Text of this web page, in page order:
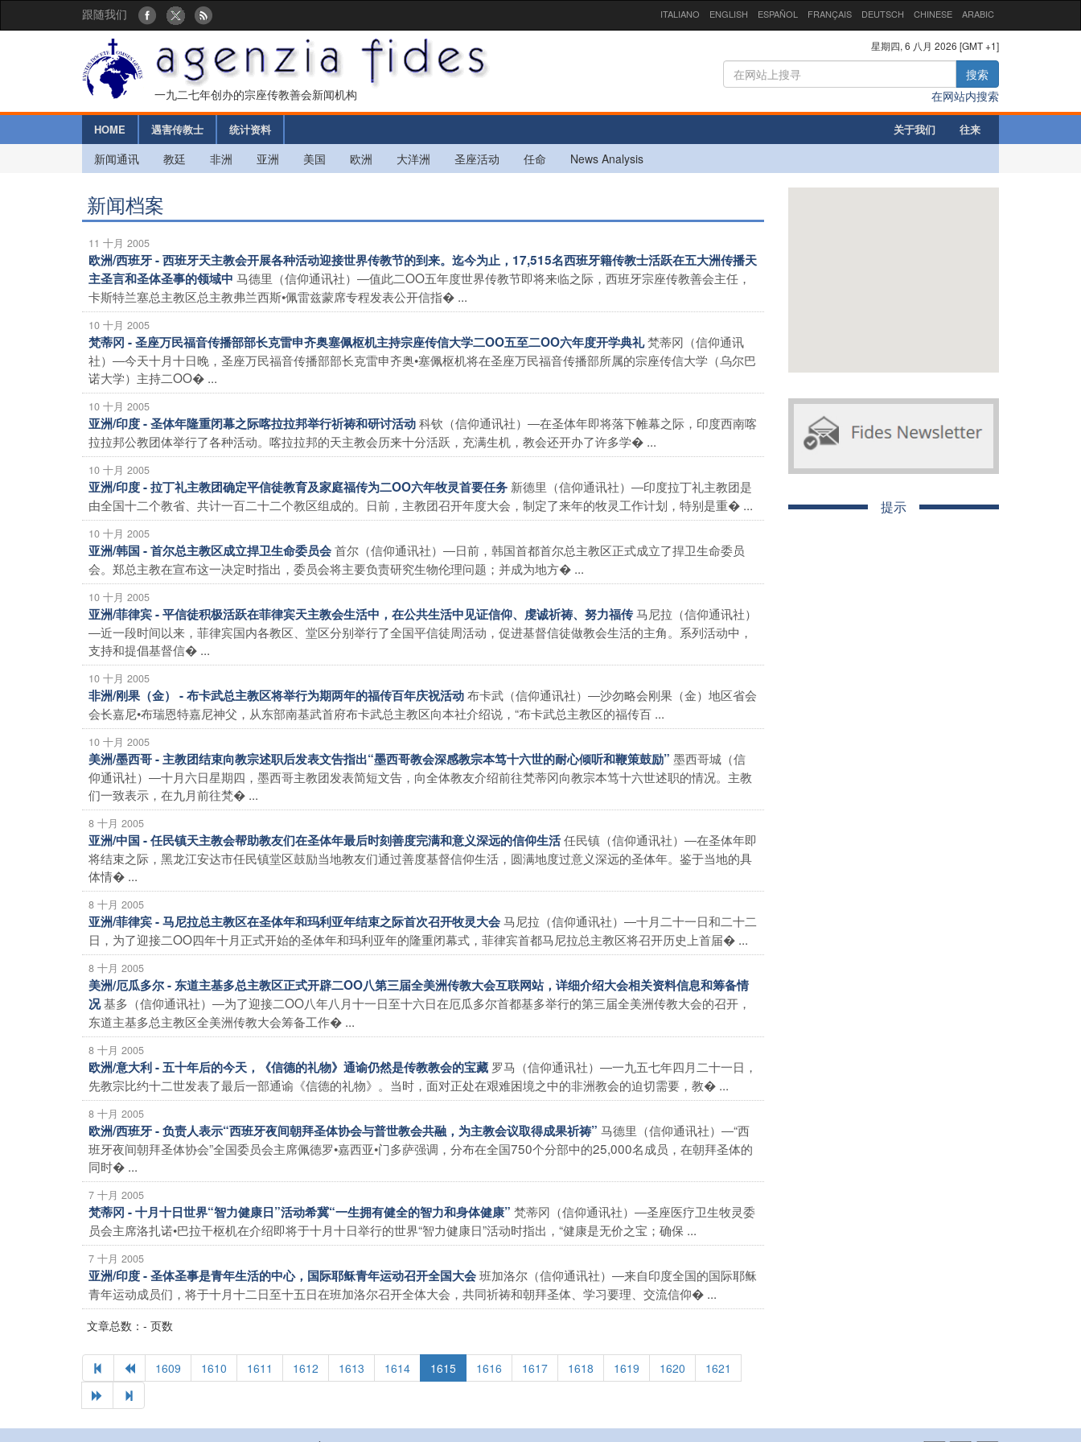
跟随我们 ITALIANO ENGLISH ESPAÑOL FRANÇAIS DEUTSCH CHINESE ARABIC
一九二七年创办的宗座传教善会新闻机构
星期四, 6 八月 2026 [GMT +1]
搜索
在网站内搜索
HOME 遇害传教士 统计资料 关于我们 往来
新闻通讯 教廷 非洲 亚洲 美国 欧洲 大洋洲 圣座活动 任命 News Analysis
新闻档案
11 十月 2005
欧洲/西班牙 - 西班牙天主教会开展各种活动迎接世界传教节的到来。迄今为止，17,515名西班牙籍传教士活跃在五大洲传播天
主圣言和圣体圣事的领域中 马德里（信仰通讯社）―值此二OO五年度世界传教节即将来临之际，西班牙宗座传教善会主任，
卡斯特兰塞总主教区总主教弗兰西斯•佩雷兹蒙席专程发表公开信指� ...
10 十月 2005
梵蒂冈 - 圣座万民福音传播部部长克雷申齐奥塞佩枢机主持宗座传信大学二OO五至二OO六年度开学典礼梵蒂冈（信仰通讯
社）―今天十月十日晚，圣座万民福音传播部部长克雷申齐奥•塞佩枢机将在圣座万民福音传播部所属的宗座传信大学（乌尔巴
诺大学）主持二OO� ...
10 十月 2005
亚洲/印度 - 圣体年隆重闭幕之际喀拉拉邦举行祈祷和研讨活动科钦（信仰通讯社）―在圣体年即将落下帷幕之际，印度西南喀
拉拉邦公教团体举行了各种活动。喀拉拉邦的天主教会历来十分活跃，充满生机，教会还开办了许多学� ...
10 十月 2005
亚洲/印度 - 拉丁礼主教团确定平信徒教育及家庭福传为二OO六年牧灵首要任务 新德里（信仰通讯社）―印度拉丁礼主教团是
由全国十二个教省、共计一百二十二个教区组成的。日前，主教团召开年度大会，制定了来年的牧灵工作计划，特别是重� ...
10 十月 2005
亚洲/韩国 - 首尔总主教区成立捍卫生命委员会首尔（信仰通讯社）―日前，韩国首都首尔总主教区正式成立了捍卫生命委员
会。郑总主教在宣布这一决定时指出，委员会将主要负责研究生物伦理问题；并成为地方� ...
10 十月 2005
亚洲/菲律宾 - 平信徒积极活跃在菲律宾天主教会生活中，在公共生活中见证信仰、虔诚祈祷、努力福传马尼拉（信仰通讯社）
―近一段时间以来，菲律宾国内各教区、堂区分别举行了全国平信徒周活动，促进基督信徒做教会生活的主角。系列活动中，
支持和提倡基督信� ...
10 十月 2005
非洲/刚果（金） - 布卡武总主教区将举行为期两年的福传百年庆祝活动布卡武（信仰通讯社）―沙勿略会刚果（金）地区省会
会长嘉尼•布瑞恩特嘉尼神父，从东部南基武首府布卡武总主教区向本社介绍说，“布卡武总主教区的福传百 ...
10 十月 2005
美洲/墨西哥 - 主教团结束向教宗述职后发表文告指出“墨西哥教会深感教宗本笃十六世的耐心倾听和鞭策鼓励” 墨西哥城（信
仰通讯社）―十月六日星期四，墨西哥主教团发表简短文告，向全体教友介绍前往梵蒂冈向教宗本笃十六世述职的情况。主教
们一致表示，在九月前往梵� ...
8 十月 2005
亚洲/中国 - 任民镇天主教会帮助教友们在圣体年最后时刻善度完满和意义深远的信仰生活任民镇（信仰通讯社）―在圣体年即
将结束之际，黑龙江安达市任民镇堂区鼓励当地教友们通过善度基督信仰生活，圆满地度过意义深远的圣体年。鉴于当地的具
体情� ...
8 十月 2005
亚洲/菲律宾 - 马尼拉总主教区在圣体年和玛利亚年结束之际首次召开牧灵大会马尼拉（信仰通讯社）―十月二十一日和二十二
日，为了迎接二OO四年十月正式开始的圣体年和玛利亚年的隆重闭幕式，菲律宾首都马尼拉总主教区将召开历史上首届� ...
8 十月 2005
美洲/厄瓜多尔 - 东道主基多总主教区正式开辟二OO八第三届全美洲传教大会互联网站，详细介绍大会相关资料信息和筹备情
况基多（信仰通讯社）―为了迎接二OO八年八月十一日至十六日在厄瓜多尔首都基多举行的第三届全美洲传教大会的召开，
东道主基多总主教区全美洲传教大会筹备工作� ...
8 十月 2005
欧洲/意大利 - 五十年后的今天，《信德的礼物》通谕仍然是传教教会的宝藏 罗马（信仰通讯社）―一九五七年四月二十一日，
先教宗比约十二世发表了最后一部通谕《信德的礼物》。当时，面对正处在艰难困境之中的非洲教会的迫切需要，教� ...
8 十月 2005
欧洲/西班牙 - 负责人表示“西班牙夜间朝拜圣体协会与普世教会共融，为主教会议取得成果祈祷” 马德里（信仰通讯社）―“西
班牙夜间朝拜圣体协会”全国委员会主席佩德罗•嘉西亚•门多萨强调，分布在全国750个分部中的25,000名成员，在朝拜圣体的
同时� ...
7 十月 2005
梵蒂冈 - 十月十日世界“智力健康日”活动希冀“一生拥有健全的智力和身体健康” 梵蒂冈（信仰通讯社）―圣座医疗卫生牧灵委
员会主席洛扎诺•巴拉干枢机在介绍即将于十月十日举行的世界“智力健康日”活动时指出，“健康是无价之宝；确保 ...
7 十月 2005
亚洲/印度 - 圣体圣事是青年生活的中心，国际耶稣青年运动召开全国大会班加洛尔（信仰通讯社）―来自印度全国的国际耶稣
青年运动成员们，将于十月十二日至十五日在班加洛尔召开全体大会，共同祈祷和朝拜圣体、学习要理、交流信仰� ...
文章总数：- 页数
1609 1610 1611 1612 1613 1614 1615 1616 1617 1618 1619 1620 1621
提示